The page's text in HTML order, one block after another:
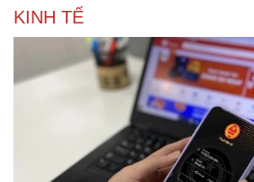
Giải trí
KINH TẾ